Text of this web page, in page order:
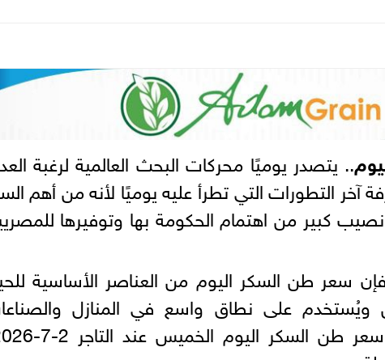
.. يتصدر يوميًا محركات البحث العالمية لرغبة
آخر التطورات التي تطرأ عليه يوميًا لأنه من أهم
كبير من اهتمام الحكومة بها وتوفيرها
سعر طن السكر اليوم من العناصر الأساسية
ويُستخدم على نطاق واسع في المنازل